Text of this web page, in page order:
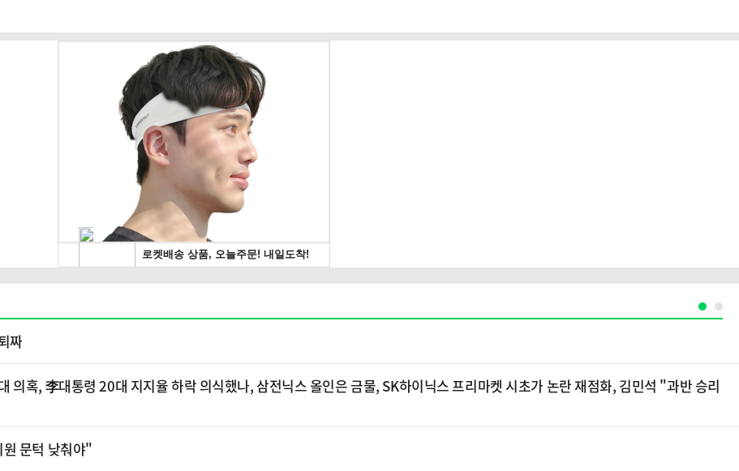
짜
의혹, 李대통령 20대 지지율 하락 의식했나, 삼전닉스 올인은 금물, SK하이닉스 프리마켓 시초가 논란 재점화, 김민석 "과반 승리
문턱 낮춰야"